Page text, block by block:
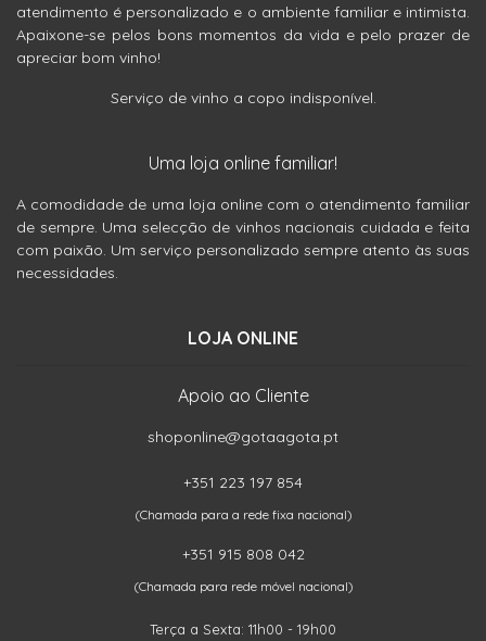
atendimento é personalizado e o ambiente familiar e intimista.
Apaixone-se pelos bons momentos da vida e pelo prazer de
apreciar bom vinho!
Serviço de vinho a copo indisponível.
Uma loja online familiar!
A comodidade de uma loja online com o atendimento familiar
de sempre. Uma selecção de vinhos nacionais cuidada e feita
com paixão. Um serviço personalizado sempre atento às suas
necessidades.
LOJA ONLINE
Apoio ao Cliente
shoponline@gotaagota.pt
+351 223 197 854
(Chamada para a rede fixa nacional)
+351 915 808 042
(Chamada para rede móvel nacional)
Terça a Sexta: 11h00 - 19h00